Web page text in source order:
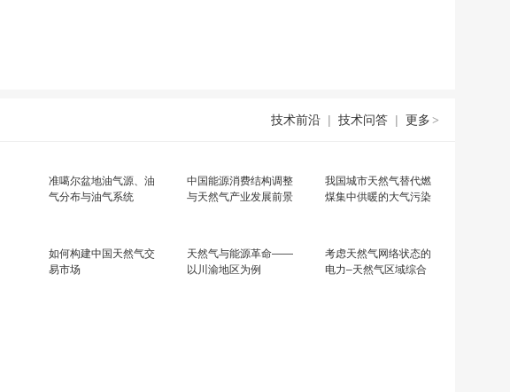
技术前沿 | 技术问答 | 更多 >
准噶尔盆地油气源、油
气分布与油气系统
中国能源消费结构调整
与天然气产业发展前景
我国城市天然气替代燃
煤集中供暖的大气污染
如何构建中国天然气交
易市场
天然气与能源革命——
以川渝地区为例
考虑天然气网络状态的
电力–天然气区域综合